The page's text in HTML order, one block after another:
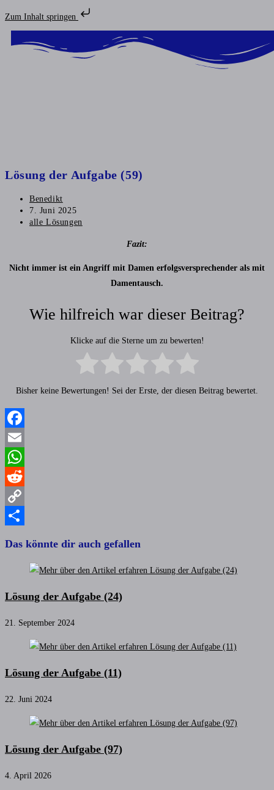
Zum Inhalt springen
Lösung der Aufgabe (59)
Benedikt
7. Juni 2025
alle Lösungen
Fazit:
Nicht immer ist ein Angriff mit Damen erfolgsversprechender als mit
Damentausch.
Wie hilfreich war dieser Beitrag?
Klicke auf die Sterne um zu bewerten!
Bisher keine Bewertungen! Sei der Erste, der diesen Beitrag bewertet.
Facebook
Email
WhatsApp
Reddit
Copy
Das könnte dir auch gefallen
Lösung der Aufgabe (24)
21. September 2024
Lösung der Aufgabe (11)
22. Juni 2024
Lösung der Aufgabe (97)
4. April 2026